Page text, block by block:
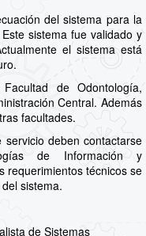
del sistema para la
sistema fue validado y
el sistema está
de Odontología,
Central. Además
facultades.
deben contactarse
de Información y
requerimientos técnicos se
sistema.
de Sistemas